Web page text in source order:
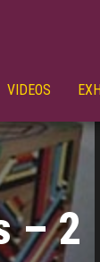
VIDEOS
– 2